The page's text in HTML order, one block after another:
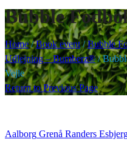
Bubble
Home / Book event / Bubble
Udlejning – Bumberz® /
Vejle
Return to Previous Page
Aalborg Grenå Randers